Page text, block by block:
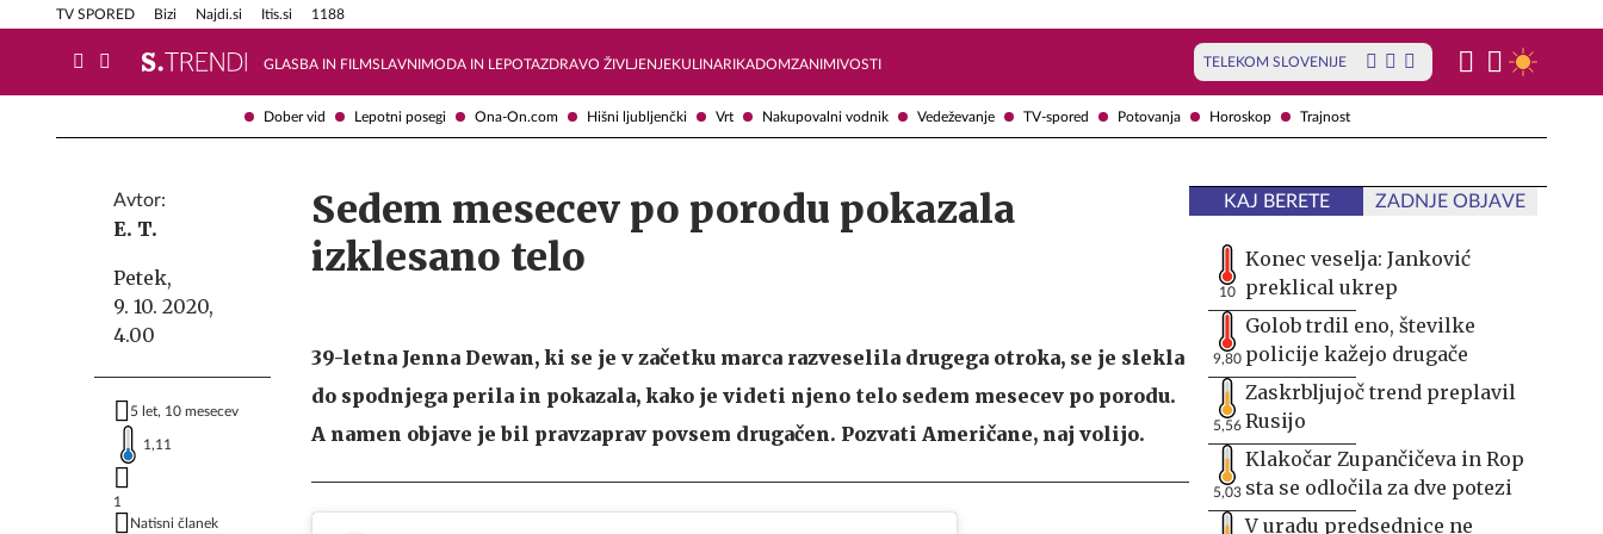
Dober vid Lepotni posegi Ona-On.com Hišni ljubljenčki Vrt Nakupovalni vodnik Vedeževanje TV-spored Potovanja Horoskop Trajnost
TV SPORED Bizi Najdi.si Itis.si 1188
GLASBA IN FILMSLAVNIMODA IN LEPOTAZDRAVO ŽIVLJENJEKULINARIKADOMZANIMIVOSTI TELEKOM SLOVENIJE
Info in obvestila Tehnik
Avtor:
E. T.
Petek,
9. 10. 2020,
4.00
5 let, 10 mesecev
1,11
1
Natisni članek
Sedem mesecev po porodu pokazala
izklesano telo
39-letna Jenna Dewan, ki se je v začetku marca razveselila drugega otroka, se je slekla
do spodnjega perila in pokazala, kako je videti njeno telo sedem mesecev po porodu.
A namen objave je bil pravzaprav povsem drugačen. Pozvati Američane, naj volijo.
KAJ BERETE ZADNJE OBJAVE
10
Konec veselja: Janković
preklical ukrep
9,80
Golob trdil eno, številke
policije kažejo drugače
5,56
Zaskrbljujoč trend preplavil
Rusijo
5,03
Klakočar Zupančičeva in Rop
sta se odločila za dve potezi
V uradu predsednice ne